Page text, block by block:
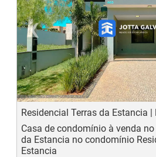
‹
Residencial Terras da Estancia |
Casa de condomínio à venda
da Estancia no condomínio
Estancia